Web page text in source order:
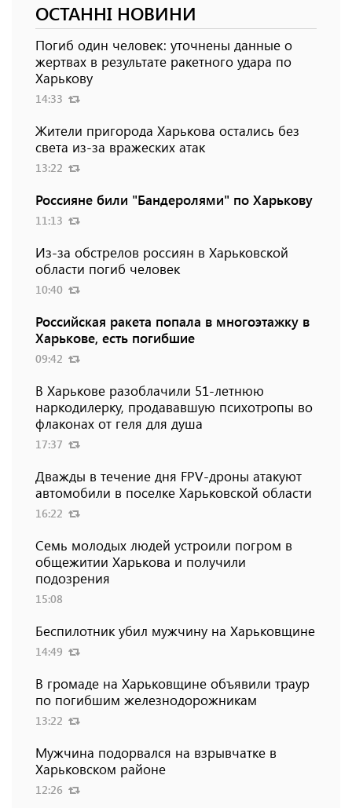
ОСТАННІ НОВИНИ
Погиб один человек: уточнены данные о
жертвах в результате ракетного удара по
Харькову
14:33
Жители пригорода Харькова остались без
света из-за вражеских атак
13:22
Россияне били "Бандеролями" по Харькову
11:13
Из-за обстрелов россиян в Харьковской
области погиб человек
10:40
Российская ракета попала в многоэтажку в
Харькове, есть погибшие
09:42
В Харькове разоблачили 51-летнюю
наркодилерку, продававшую психотропы во
флаконах от геля для душа
17:37
Дважды в течение дня FPV-дроны атакуют
автомобили в поселке Харьковской области
16:22
Семь молодых людей устроили погром в
общежитии Харькова и получили
подозрения
15:08
Беспилотник убил мужчину на Харьковщине
14:49
В громаде на Харьковщине объявили траур
по погибшим железнодорожникам
13:22
Мужчина подорвался на взрывчатке в
Харьковском районе
12:26